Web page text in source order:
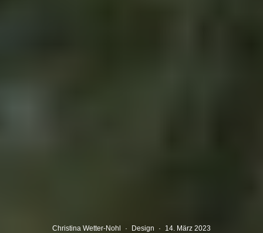
Christina Wetter-Nohl · Design · 14. März 2023